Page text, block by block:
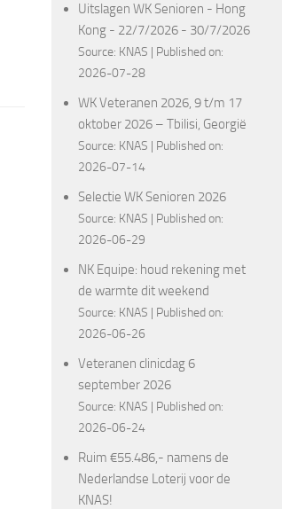
Uitslagen WK Senioren - Hong
Kong - 22/7/2026 - 30/7/2026
Source: KNAS
Published on:
2026-07-28
WK Veteranen 2026, 9 t/m 17
oktober 2026 – Tbilisi, Georgië
Source: KNAS
Published on:
2026-07-14
Selectie WK Senioren 2026
Source: KNAS
Published on:
2026-06-29
NK Equipe: houd rekening met
de warmte dit weekend
Source: KNAS
Published on:
2026-06-26
Veteranen clinicdag 6
september 2026
Source: KNAS
Published on:
2026-06-24
Ruim €55.486,- namens de
Nederlandse Loterij voor de
KNAS!